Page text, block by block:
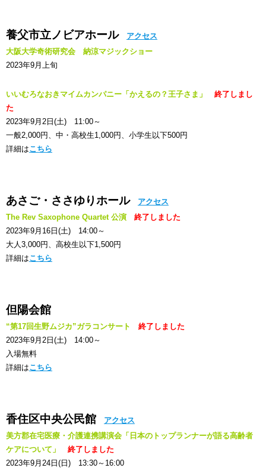
養父市立ノビアホール
アクセス
大阪大学奇術研究会 納涼マジックショー
2023年9月上旬
いいむろなおきマイムカンパニー「かえるの？王子さま」 終了しまし
た
2023年9月2日(土) 11:00～
一般2,000円、中・高校生1,000円、小学生以下500円
詳細はこちら
あさご・ささゆりホール
アクセス
The Rev Saxophone Quartet 公演 終了しました
2023年9月16日(土) 14:00～
大人3,000円、高校生以下1,500円
詳細はこちら
但陽会館
“第17回生野ムジカ”ガラコンサート 終了しました
2023年9月2日(土) 14:00～
入場無料
詳細はこちら
香住区中央公民館
アクセス
美方郡在宅医療・介護連携講演会「日本のトップランナーが語る高齢者
ケアについて」 終了しました
2023年9月24日(日) 13:30～16:00